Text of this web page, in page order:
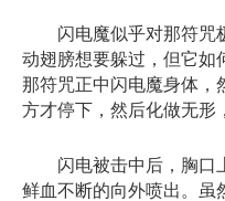
闪电魔似乎对那符咒
动翅膀想要躲过，但它如
那符咒正中闪电魔身体，
方才停下，然后化做无形
闪电被击中后，胸口
鲜血不断的向外喷出。虽